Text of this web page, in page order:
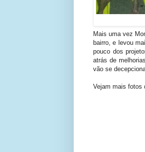
Mais uma vez
bairro, e levou
pouco dos
atrás de
vão se
Vejam mais fotos